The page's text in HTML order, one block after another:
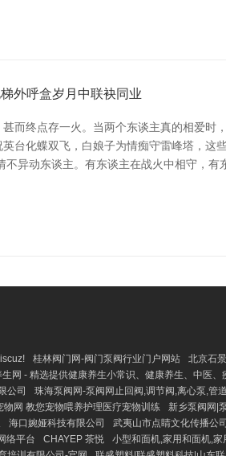
外呼盒岁月中联袂同业
而终点存一火。当两个东谈主真的相爱时
台化蝶双飞，白娘子为情痴守雷峰塔，这
异动东谈主。有东谈主在战火中相守，
桂林阀门网-阀门泵阀行业门户网站 北京石
生网 - 精选提供健康养生小常识、健康养生、中医、
公司 珠海泵阀网-泵阀网止回阀,调节阀,离心泵,管
物网 教您宠物喂养护理医疗宠物训练 新乡泵阀网|
海口婉娅科技有限公司 武夷山市点睛文化传播公司
络平台 CHAYEP 茶悦 小型和面机,家用和面机,